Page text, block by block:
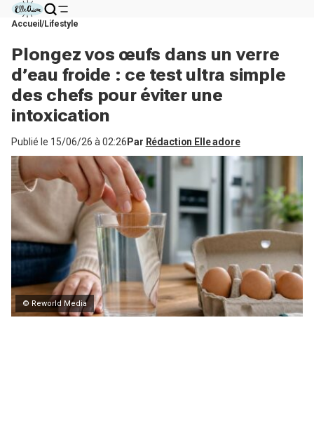
Accueil Lifestyle
Plongez vos œufs dans un verre
d’eau froide : ce test ultra simple
des chefs pour éviter une
intoxication
Publié le 15/06/26 à 02:26 Par Rédaction Elle adore
© Reworld Media